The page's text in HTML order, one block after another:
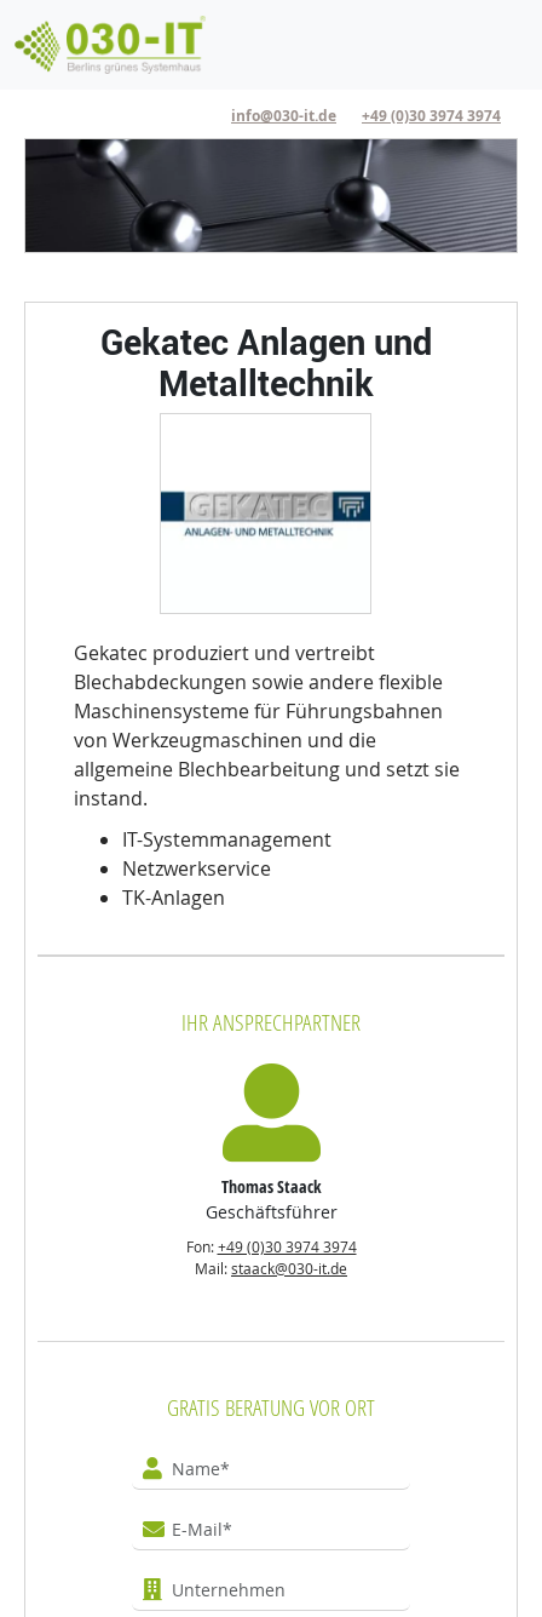
info@030-it.de +49 (0)30 3974 3974
Headerbild Detailseite
Gekatec Anlagen und
Metalltechnik
Body
Gekatec produziert und vertreibt
Blechabdeckungen sowie andere flexible
Maschinensysteme für Führungsbahnen
von Werkzeugmaschinen und die
allgemeine Blechbearbeitung und setzt sie
instand.
IT-Systemmanagement
Netzwerkservice
TK-Anlagen
IHR ANSPRECHPARTNER
Thomas Staack
Geschäftsführer
Fon:+49 (0)30 3974 3974
Mail:staack@030-it.de
GRATIS BERATUNG VOR ORT
Name
E-Mail
Unternehmen